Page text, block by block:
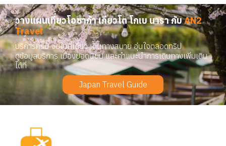
วางแผนเที่ยวโอซาก้า เกียวโต โกเบ นารา กับAN2
Travel
บริการครบ จบในที่เดียว เดินทางสบาย อุ่นใจตลอดทริป
ดูข้อมูลบริการ เมืองยอดนิยม และคำแนะนำการเดินทางเพิ่มเติม
ได้ที่
Japan Travel Guide